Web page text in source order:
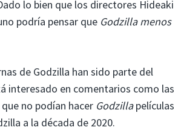
lo bien que los directores Hideaki
podría pensar que Godzilla menos
de Godzilla han sido parte del
interesado en comentarios como las
no podían hacer Godzillapelículas
a la década de 2020.